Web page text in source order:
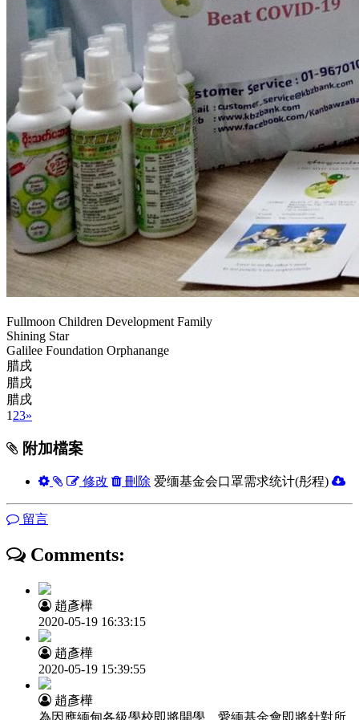
Fullmoon Children Development Family
Shining Star
Galilee Foundation Orphanange
腊戌
腊戌
腊戌
1 23»
附加檔案
修改 刪除 爱缅基金会口罩需求统计(彤程)
留言
Comments:
趙彥樺
2020-05-19 16:33:15
趙彥樺
2020-05-19 15:39:55
趙彥樺